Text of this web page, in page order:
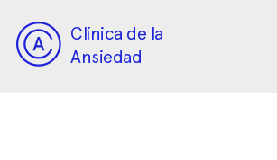
Clínica de la
Ansiedad